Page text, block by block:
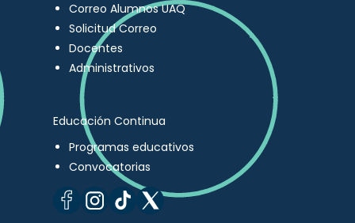
Correo Alumnos UAQ
Solicitud Correo
Docentes
Administrativos
Educación Continua
Programas educativos
Convocatorias